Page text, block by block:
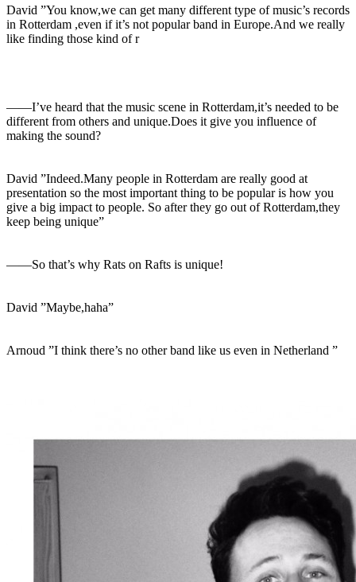
David ”You know,we can get many different type of music’s records
in Rotterdam ,even if it’s not popular band in Europe.And we really
like finding those kind of r
――I’ve heard that the music scene in Rotterdam,it’s needed to be
different from others and unique.Does it give you influence of
making the sound?
David ”Indeed.Many people in Rotterdam are really good at
presentation so the most important thing to be popular is how you
give a big impact to people. So after they go out of Rotterdam,they
keep being unique”
――So that’s why Rats on Rafts is unique!
David ”Maybe,haha”
Arnoud ”I think there’s no other band like us even in Netherland ”